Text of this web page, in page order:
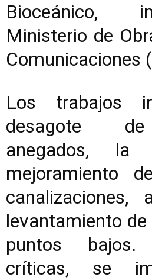
Bioceánico,
Ministerio de
Comunicaciones
Los trabajos
desagote
anegados, la
mejoramiento
levantamiento
puntos
críticas, se